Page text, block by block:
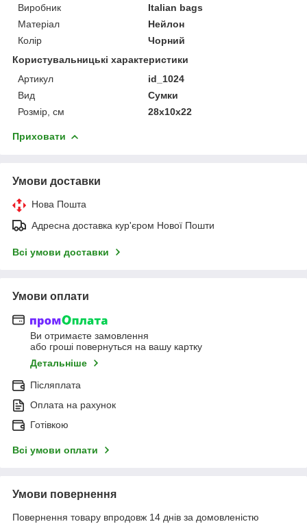
Виробник
Italian bags
Матеріал
Нейлон
Колір
Чорний
Користувальницькі характеристики
Артикул
id_1024
Вид
Сумки
Розмір, см
28x10x22
Приховати
Умови доставки
Нова Пошта
Адресна доставка кур'єром Нової Пошти
Всі умови доставки
Умови оплати
Ви отримаєте замовлення
або гроші повернуться на вашу картку
Детальніше
Післяплата
Оплата на рахунок
Готівкою
Всі умови оплати
Умови повернення
Повернення товару впродовж 14 днів за домовленістю